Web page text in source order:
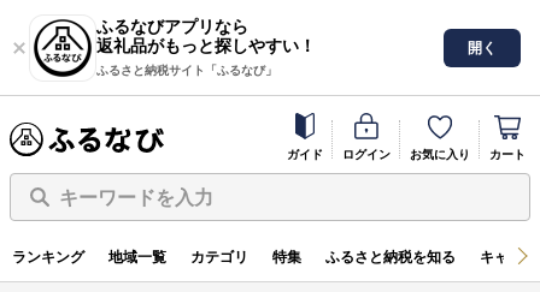
ふるなびアプリなら
返礼品がもっと探しやすい！
ふるさと納税サイト「ふるなび」
開く
ガイド ログイン お気に入り カート
キーワードを入力
ランキング 地域一覧 カテゴリ 特集 ふるさと納税を知る キャン